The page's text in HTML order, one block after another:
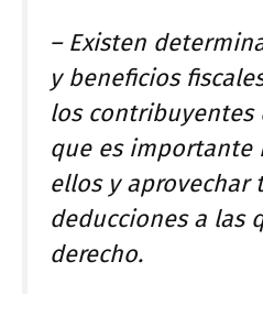
– Existen
y beneficios
los contribuyentes
que es importante
ellos y aprovechar
deducciones a las
derecho.